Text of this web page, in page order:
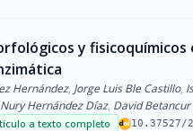
y fisicoquímicos
Hernández, Jorge Luis Ble Castillo,
Nury Hernández Díaz, David
a texto completo 10.37527/